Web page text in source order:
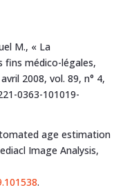
M., « La
fins médico-légales,
2008, vol. 89, n° 4,
0363-101019-
age estimation
Image Analysis,
.